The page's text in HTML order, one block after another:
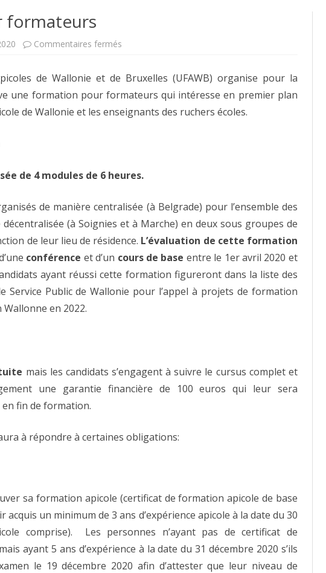
formateurs
Commentaires fermés
de Wallonie et de Bruxelles (UFAWB) organise pour la
une formation pour formateurs qui intéresse en premier plan
de Wallonie et les enseignants des ruchers écoles.
de 4 modules de 6 heures.
de manière centralisée (à Belgrade) pour l’ensemble des
(à Soignies et à Marche) en deux sous groupes de
de leur lieu de résidence. L’évaluation de cette formation
conférence et d’un cours de base entre le 1er avril 2020 et
ayant réussi cette formation figureront dans la liste des
Service Public de Wallonie pour l’appel à projets de formation
en 2022.
mais les candidats s’engagent à suivre le cursus complet et
une garantie financière de 100 euros qui leur sera
fin de formation.
à répondre à certaines obligations:
sa formation apicole (certificat de formation apicole de base
acquis un minimum de 3 ans d’expérience apicole à la date du 30
comprise). Les personnes n’ayant pas de certificat de
ayant 5 ans d’expérience à la date du 31 décembre 2020 s’ils
le 19 décembre 2020 afin d’attester que leur niveau de